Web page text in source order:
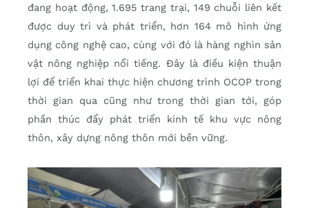
đang hoạt động, 1.695 trang trại, 149 chuỗi liên kết
được duy trì và phát triển, hơn 164 mô hình ứng
dụng công nghệ cao, cùng với đó là hàng nghìn sản
vật nông nghiệp nổi tiếng. Đây là điều kiện thuận
lợi để triển khai thực hiện chương trình OCOP trong
thời gian qua cũng như trong thời gian tới, góp
phần thúc đẩy phát triển kinh tế khu vực nông
thôn, xây dựng nông thôn mới bền vững.